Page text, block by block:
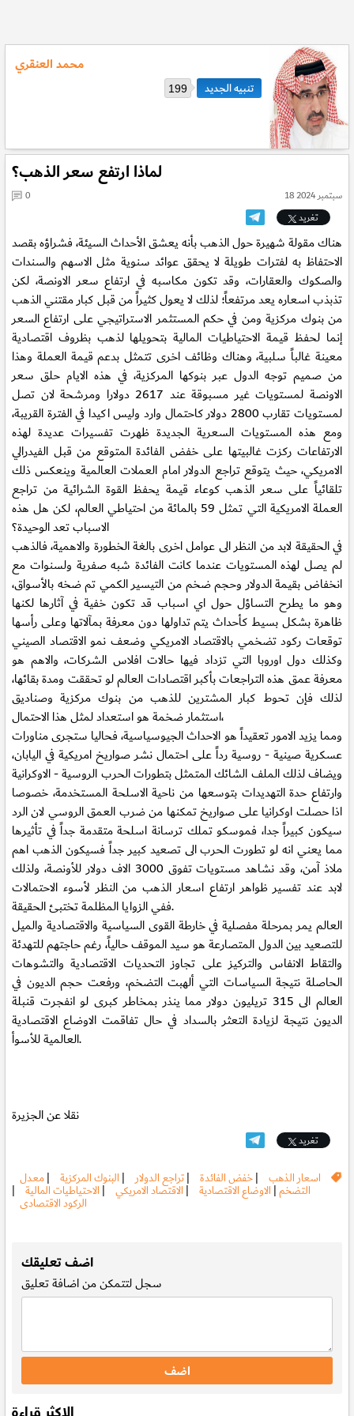
محمد العنقري
199
لماذا ارتفع سعر الذهب؟
18 سبتمبر 2024
0
تغريد
هناك مقولة شهيرة حول الذهب بأنه يعشق الأحداث السيئة، فشراؤه بقصد
الاحتفاظ به لفترات طويلة لا يحقق عوائد سنوية مثل الاسهم والسندات
والصكوك والعقارات، وقد تكون مكاسبه في ارتفاع سعر الاونصة، لكن
تذبذب اسعاره يعد مرتفعاً؛ لذلك لا يعول كثيراً من قبل كبار مقتني الذهب
من بنوك مركزية ومن في حكم المستثمر الاستراتيجي على ارتفاع السعر
إنما لحفظ قيمة الاحتياطيات المالية بتحويلها لذهب بظروف اقتصادية
معينة غالباً سلبية، وهناك وظائف اخرى تتمثل بدعم قيمة العملة وهذا
من صميم توجه الدول عبر بنوكها المركزية، في هذه الايام حلق سعر
الاونصة لمستويات غير مسبوقة عند 2617 دولارا ومرشحة لان تصل
لمستويات تقارب 2800 دولار كاحتمال وارد وليس اكيدا في الفترة القريبة،
ومع هذه المستويات السعرية الجديدة ظهرت تفسيرات عديدة لهذه
الارتفاعات ركزت غالبيتها على خفض الفائدة المتوقع من قبل الفيدرالي
الامريكي، حيث يتوقع تراجع الدولار امام العملات العالمية وينعكس ذلك
تلقائياً على سعر الذهب كوعاء قيمة يحفظ القوة الشرائية من تراجع
العملة الامريكية التي تمثل 59 بالمائة من احتياطي العالم، لكن هل هذه
الاسباب تعد الوحيدة؟
في الحقيقة لابد من النظر الى عوامل اخرى بالغة الخطورة والاهمية، فالذهب
لم يصل لهذه المستويات عندما كانت الفائدة شبه صفرية ولسنوات مع
انخفاض بقيمة الدولار وحجم ضخم من التيسير الكمي تم ضخه بالأسواق،
وهو ما يطرح التساؤل حول اي اسباب قد تكون خفية في آثارها لكنها
ظاهرة بشكل بسيط كأحداث يتم تداولها دون معرفة بمآلاتها وعلى رأسها
توقعات ركود تضخمي بالاقتصاد الامريكي وضعف نمو الاقتصاد الصيني
وكذلك دول اوروبا التي تزداد فيها حالات افلاس الشركات، والاهم هو
معرفة عمق هذه التراجعات بأكبر اقتصادات العالم لو تحققت ومدة بقائها،
لذلك فإن تحوط كبار المشترين للذهب من بنوك مركزية وصناديق
استثمار ضخمة هو استعداد لمثل هذا الاحتمال،
ومما يزيد الامور تعقيداً هو الاحداث الجيوسياسية، فحاليا ستجرى مناورات
عسكرية صينية - روسية رداً على احتمال نشر صواريخ امريكية في اليابان،
ويضاف لذلك الملف الشائك المتمثل بتطورات الحرب الروسية - الاوكرانية
وارتفاع حدة التهديدات بتوسعها من ناحية الاسلحة المستخدمة، خصوصا
اذا حصلت اوكرانيا على صواريخ تمكنها من ضرب العمق الروسي لان الرد
سيكون كبيراً جدا، فموسكو تملك ترسانة اسلحة متقدمة جداً في تأثيرها
مما يعني انه لو تطورت الحرب الى تصعيد كبير جداً فسيكون الذهب اهم
ملاذ آمن، وقد نشاهد مستويات تفوق 3000 الاف دولار للأونصة، ولذلك
لابد عند تفسير ظواهر ارتفاع اسعار الذهب من النظر لأسوء الاحتمالات
ففي الزوايا المظلمة تختبئ الحقيقة.
العالم يمر بمرحلة مفصلية في خارطة القوى السياسية والاقتصادية والميل
للتصعيد بين الدول المتصارعة هو سيد الموقف حالياً، رغم حاجتهم للتهدئة
والتقاط الانفاس والتركيز على تجاوز التحديات الاقتصادية والتشوهات
الحاصلة نتيجة السياسات التي ألهبت التضخم، ورفعت حجم الديون في
العالم الى 315 تريليون دولار مما ينذر بمخاطر كبرى لو انفجرت قنبلة
الديون نتيجة لزيادة التعثر بالسداد في حال تفاقمت الاوضاع الاقتصادية
العالمية للأسوأ.
نقلا عن الجزيرة
تغريد
اسعار الذهب |خفض الفائدة |تراجع الدولار | البنوك المركزية |معدل
التضخم| الاوضاع الاقتصادية | الاقتصاد الامريكي | الاحتياطيات المالية |
الركود الاقتصادى
اضف تعليقك
سجللتتمكن من اضافة تعليق